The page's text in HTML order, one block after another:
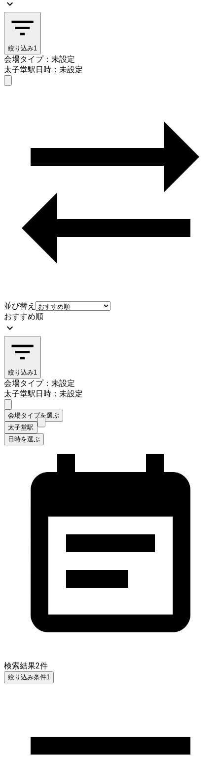
絞り込み1
会場タイプ：未設定
太子堂駅日時：未設定
並び替え
おすすめ順
絞り込み1
会場タイプ：未設定
太子堂駅日時：未設定
会場タイプを選ぶ
太子堂駅
日時を選ぶ
検索結果2件
絞り込み条件1